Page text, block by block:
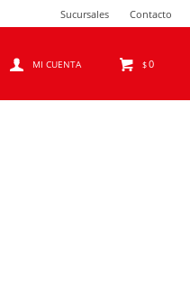
$0
Sucursales Contacto